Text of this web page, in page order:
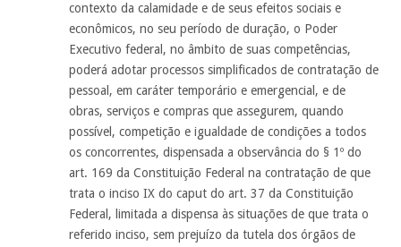
contexto da calamidade e de seus efeitos sociais e
econômicos, no seu período de duração, o Poder
Executivo federal, no âmbito de suas competências,
poderá adotar processos simplificados de contratação de
pessoal, em caráter temporário e emergencial, e de
obras, serviços e compras que assegurem, quando
possível, competição e igualdade de condições a todos
os concorrentes, dispensada a observância do § 1º do
art. 169 da Constituição Federal na contratação de que
trata o inciso IX do caput do art. 37 da Constituição
Federal, limitada a dispensa às situações de que trata o
referido inciso, sem prejuízo da tutela dos órgãos de